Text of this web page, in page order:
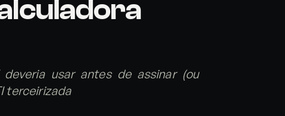
usar antes de assinar (ou
terceirizada